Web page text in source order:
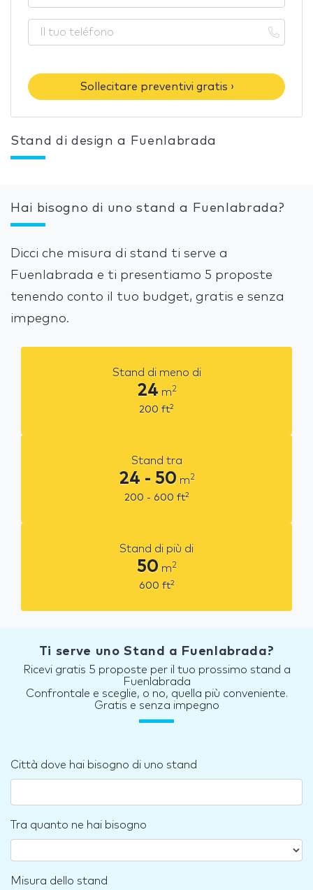
Sollecitare preventivi gratis ›
Stand di design a Fuenlabrada
Hai bisogno di uno stand a Fuenlabrada?
Dicci che misura di stand ti serve a
Fuenlabrada e ti presentiamo 5 proposte
tenendo conto il tuo budget, gratis e senza
impegno.
Stand di meno di
24 m2
200 ft2
Stand tra
24 - 50 m2
200 - 600 ft2
Stand di più di
50 m2
600 ft2
Ti serve uno Stand a Fuenlabrada?
Ricevi gratis 5 proposte per il tuo prossimo stand a
Fuenlabrada
Confrontale e sceglie, o no, quella più conveniente.
Gratis e senza impegno
Città dove hai bisogno di uno stand
Tra quanto ne hai bisogno
Misura dello stand